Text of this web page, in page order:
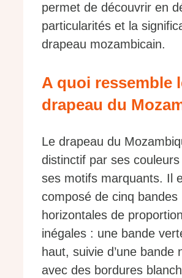
permet de découvrir en
particularités et la
drapeau mozambicain.
A quoi ressemble
drapeau du
Le drapeau du
distinctif par ses
ses motifs marquants. Il
composé de cinq bandes
horizontales de
inégales : une bande
haut, suivie d’une bande
avec des bordures